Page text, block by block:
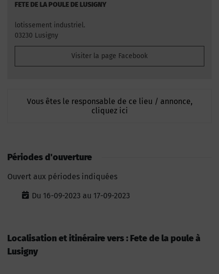
FETE DE LA POULE DE LUSIGNY
lotissement industriel.
03230 Lusigny
Visiter la page Facebook
Vous êtes le responsable de ce lieu / annonce,
cliquez ici
Périodes d'ouverture
Ouvert aux périodes indiquées
Du 16-09-2023 au 17-09-2023
Localisation et itinéraire vers : Fete de la poule à
Lusigny